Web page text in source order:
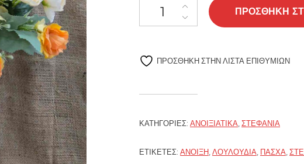
Ανοιξιάτικο στρογγυλό στεφάνι με
ΠΡΟΣΘΉΚΗ
ΠΡΌΣΘΉΚΗ ΣΤΗΝ ΛΊΣΤΑ ΕΠΙΘΥΜΙΏΝ
ΚΑΤΗΓΟΡΊΕΣ: ΑΝΟΙΞΙΆΤΙΚΑ ΣΤΕΦΆΝΙΑ
ΕΤΙΚΈΤΕΣ: ΆΝΟΙΞΗ ΛΟΥΛΟΎΔΙΑ ΠΆΣΧΑ